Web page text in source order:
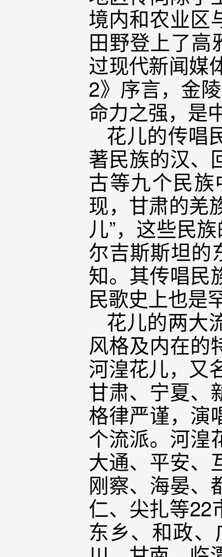
境内和农业区
田野登上了高
过现代新闻媒
2》序言，金
命力之强，是
花儿的传唱
著民族的汉、
古等九个民
现，甘肃的羌
儿”，这些民
尔吉斯斯坦的
知。其传唱民
民歌史上也是
花儿的两大
风格及内在的
河湟花儿，又
甘肃、宁夏、
格律严谨，演
个流派。河湟
大通、平安、
刚察、海晏、
仁、尖扎等22
东乡、和政